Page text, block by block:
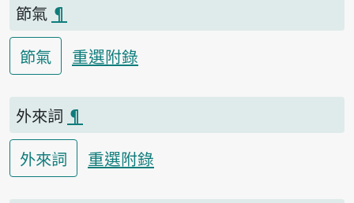
節氣 ¶
節氣
重選附錄
外來詞 ¶
外來詞
重選附錄